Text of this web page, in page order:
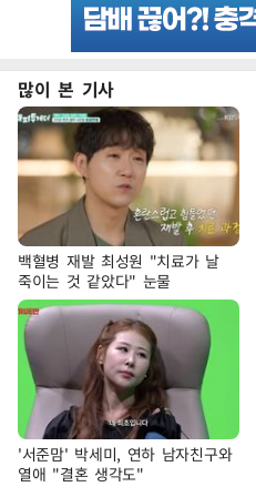
많이 본 기사
백혈병 재발 최성원 "치료가 날
죽이는 것 같았다" 눈물
'서준맘' 박세미, 연하 남자친구와
열애 "결혼 생각도"